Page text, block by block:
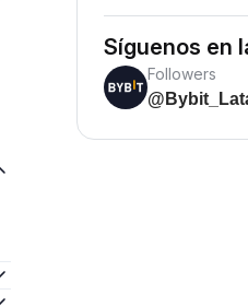
Síguenos en
Followers